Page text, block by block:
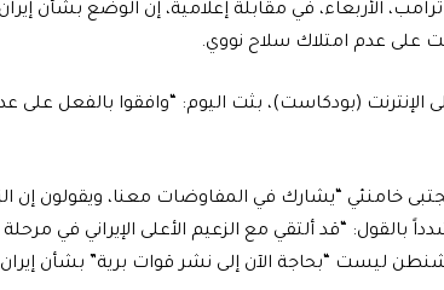
ترامب، الأربعاء، في مقابلة إعلامية، إن الوضع بشأن
على عدم امتلاك سلاح نووي.
(بودكاست)، بثت اليوم: “وافقوا بالفعل على
خامنئي “يشارك في المفاوضات معنا، ويقولون إن
بالقول: “قد ألتقي مع الزعيم الأعلى الإيراني في مرحلة
ليست “بحاجة الآن إلى نشر قوات برية” بشأن